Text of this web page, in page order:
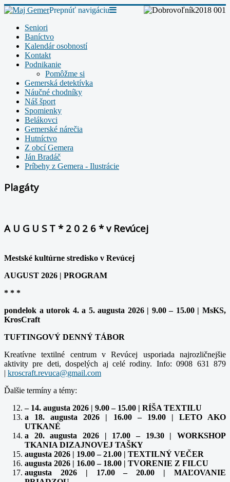
Prepnúť navigáciu
Seniori
Baníctvo
Kalendár osobností
Kontakt
Podnikanie
Pomôžme si
Gemerská detektívka
Náučné chodníky
Náš šport
Spomienky
Belákovci
Gemerské nárečia
Hutníctvo
Z obcí Gemera
Ján Bradáč
Príbehy z Gemera - Ilustrácie
Plagáty
A U G U S T * 2 0 2 6 * v Revúcej
Mestské kultúrne stredisko v Revúcej
AUGUST 2026 | PROGRAM
* * *
pondelok a utorok 4. a 5. augusta 2026 | 9.00 – 15.00 | MsKS,
KrosCraft
TUFTINGOVÝ DENNÝ TÁBOR
Kreatívne textilné centrum v Revúcej usporiada najrozličnejšie
aktivity pre deti, dospelých aj celé rodiny. Info: 0908 631 879
|
Ďalšie termíny a témy:
– 14. augusta 2026 | 9.00 – 15.00 | RÍŠA TEXTILU
a 18. augusta 2026 | 16.00 – 19.00 | LETO AKO
UTKANÉ
a 20. augusta 2026 | 17.00 – 19.30 | WORKSHOP
TKANIA DIZAJNOVEJ TAŠKY
augusta 2026 | 19.00 – 21.00 | TEXTILNÝ VEČER
augusta 2026 | 16.00 – 18.00 | TVORENIE Z FILCU
augusta 2026 | 17.00 – 20.00 | MAĽOVANIE